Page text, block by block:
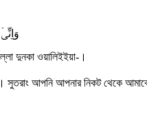
দুনকা ওয়ালিইইয়া-।
সুতরাং আপনি আপনার নিকট থেকে